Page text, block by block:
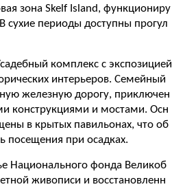
зона Skelf Island, функциониру
периоды доступны прогул
комплекс с экспозицией
интерьеров. Семейный
железную дорогу, приключен
конструкциями и мостами. Осн
в крытых павильонах, что об
посещения при осадках.
Национального фонда Великоб
живописи и восстановленн